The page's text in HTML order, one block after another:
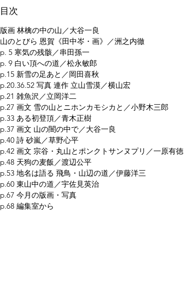
目次
版画 林檎の中の山／大谷一良
山のとびら 恩賀《田中岑・画》／洲之内徹
p. 5 寒気の残骸／串田孫一
p. 9 白い頂への道／松永敏郎
p.15 新雪の足あと／岡田喜秋
p.20.36.52 写真 連作 立山雪漠／横山宏
p.21 雑魚沢／立岡洋二
p.27 画文 雪の山とニホンカモシカと／小野木三郎
p.33 ある初登頂／青木正樹
p.37 画文 山の闇の中で／大谷一良
p.40 詩 砂嵐／草野心平
p.42 画文 宗谷・丸山とポンクトサンヌプリ／一原有徳
p.48 天狗の麦飯／渡辺公平
p.53 地名は語る 飛鳥・山辺の道／伊藤洋三
p.60 東山中の道／宇佐見英治
p.67 今月の版画・写真
p.68 編集室から